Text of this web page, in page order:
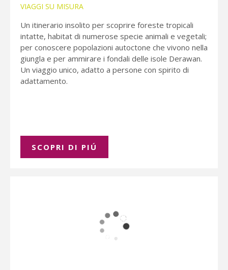
VIAGGI SU MISURA
Un itinerario insolito per scoprire foreste tropicali
intatte, habitat di numerose specie animali e vegetali;
per conoscere popolazioni autoctone che vivono nella
giungla e per ammirare i fondali delle isole Derawan.
Un viaggio unico, adatto a persone con spirito di
adattamento.
SCOPRI DI PIÚ